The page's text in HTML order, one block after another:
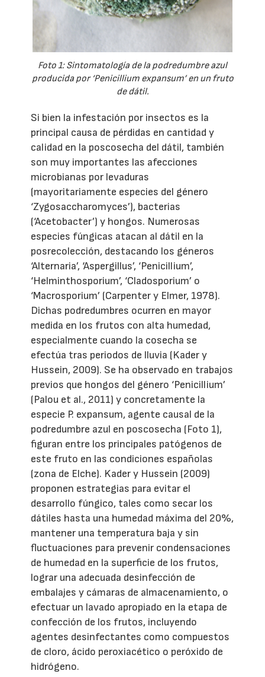
Foto 1: Sintomatología de la podredumbre azul
producida por ‘Penicillium expansum’ en un fruto
de dátil.
Si bien la infestación por insectos es la
principal causa de pérdidas en cantidad y
calidad en la poscosecha del dátil, también
son muy importantes las afecciones
microbianas por levaduras
(mayoritariamente especies del género
‘Zygosaccharomyces’), bacterias
(‘Acetobacter’) y hongos. Numerosas
especies fúngicas atacan al dátil en la
posrecolección, destacando los géneros
‘Alternaria’, ‘Aspergillus’, ‘Penicillium’,
‘Helminthosporium’, ‘Cladosporium’ o
‘Macrosporium’ (Carpenter y Elmer, 1978).
Dichas podredumbres ocurren en mayor
medida en los frutos con alta humedad,
especialmente cuando la cosecha se
efectúa tras periodos de lluvia (Kader y
Hussein, 2009). Se ha observado en trabajos
previos que hongos del género ‘Penicillium’
(Palou et al., 2011) y concretamente la
especie P. expansum, agente causal de la
podredumbre azul en poscosecha (Foto 1),
figuran entre los principales patógenos de
este fruto en las condiciones españolas
(zona de Elche). Kader y Hussein (2009)
proponen estrategias para evitar el
desarrollo fúngico, tales como secar los
dátiles hasta una humedad máxima del 20%,
mantener una temperatura baja y sin
fluctuaciones para prevenir condensaciones
de humedad en la superficie de los frutos,
lograr una adecuada desinfección de
embalajes y cámaras de almacenamiento, o
efectuar un lavado apropiado en la etapa de
confección de los frutos, incluyendo
agentes desinfectantes como compuestos
de cloro, ácido peroxiacético o peróxido de
hidrógeno.